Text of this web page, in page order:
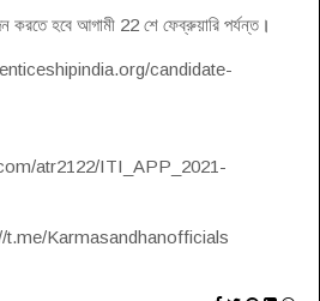
হবে আগামী 22 শে ফেব্রুয়ারি পর্যন্ত ।
candidate-
atr2122/ITI_APP_2021-
t.me/Karmasandhanofficials